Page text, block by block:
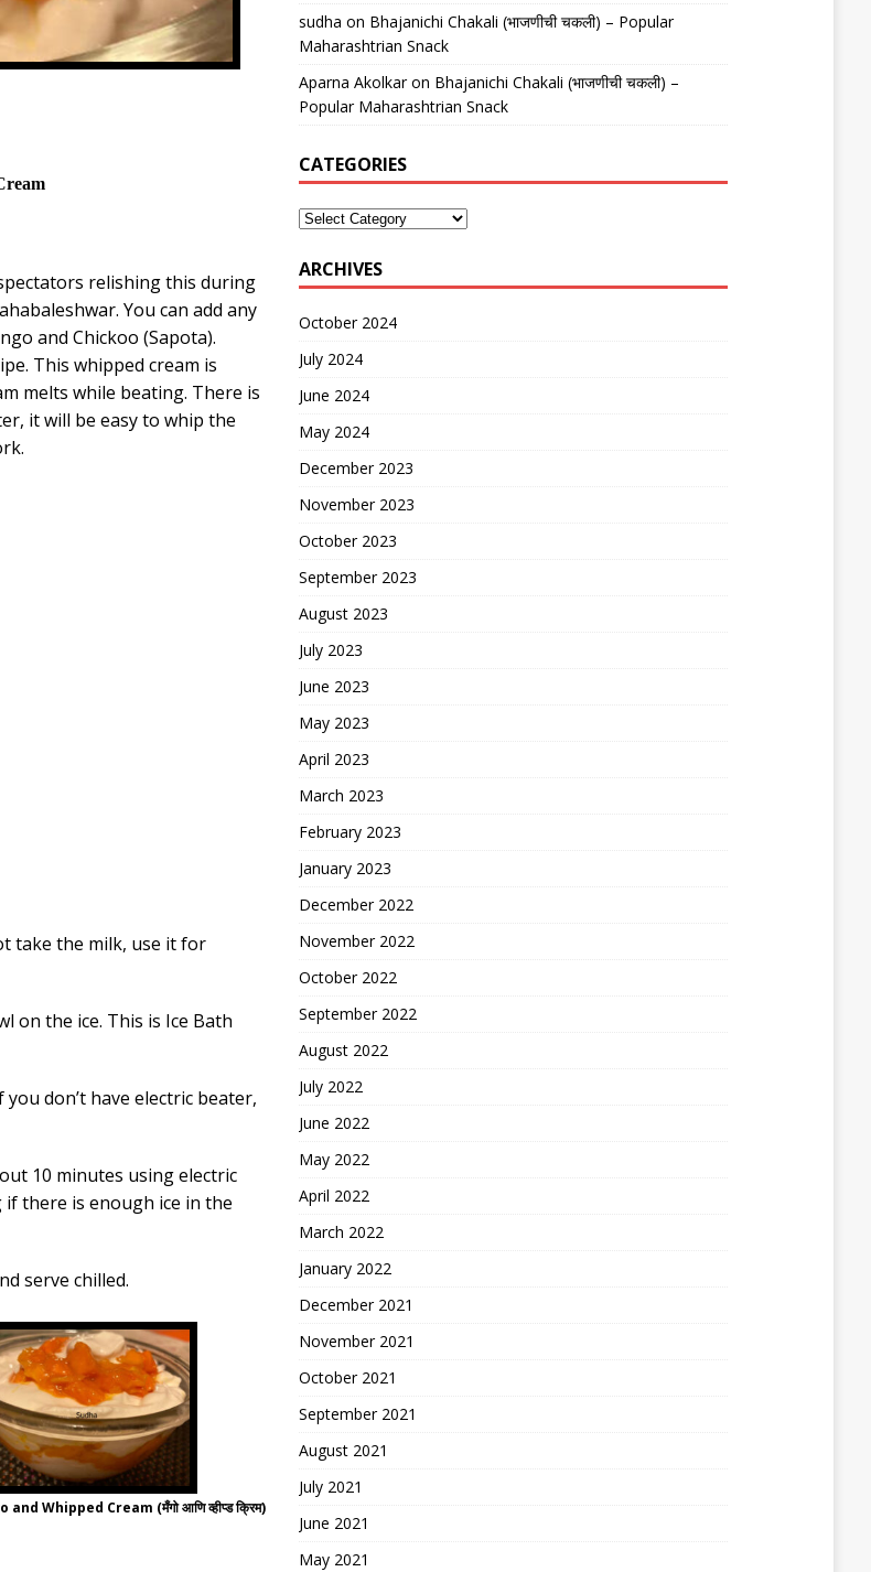
relishing this during
You can add any
and Chickoo (Sapota).
This whipped cream is
melts while beating. There is
it will be easy to whip the
take the milk, use it for
on the ice. This is Ice Bath
don’t have electric beater,
10 minutes using electric
if there is enough ice in the
serve chilled.
and Whipped Cream (मँगो आणि व्हीप्ड क्रिम)
sudha on Bhajanichi Chakali (भाजणीची चकली) – Popular
Maharashtrian Snack
Aparna Akolkaron Bhajanichi Chakali (भाजणीची चकली) –
Popular Maharashtrian Snack
CATEGORIES
ARCHIVES
October 2024
July 2024
June 2024
May 2024
December 2023
November 2023
October 2023
September 2023
August 2023
July 2023
June 2023
May 2023
April 2023
March 2023
February 2023
January 2023
December 2022
November 2022
October 2022
September 2022
August 2022
July 2022
June 2022
May 2022
April 2022
March 2022
January 2022
December 2021
November 2021
October 2021
September 2021
August 2021
July 2021
June 2021
May 2021